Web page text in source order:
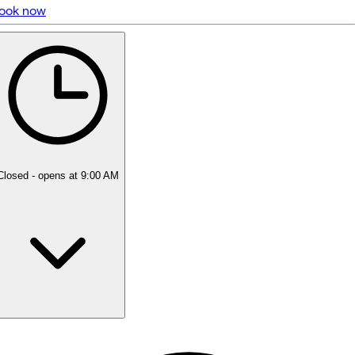
5 rating with 32 votes
5.0
now
- opens at 9:00 AM